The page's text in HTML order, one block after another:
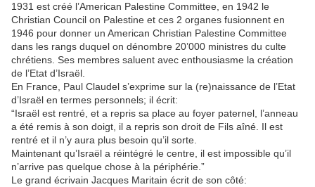
1931 est créé l’American Palestine Committee, en 1942 le
Christian Council on Palestine et ces 2 organes fusionnent en
1946 pour donner un American Christian Palestine Committee
dans les rangs duquel on dénombre 20’000 ministres du culte
chrétiens. Ses membres saluent avec enthousiasme la création
de l’Etat d’Israël.
En France, Paul Claudel s’exprime sur la (re)naissance de l’Etat
d’Israël en termes personnels; il écrit:
“Israël est rentré, et a repris sa place au foyer paternel, l’anneau
a été remis à son doigt, il a repris son droit de Fils aîné. Il est
rentré et il n’y aura plus besoin qu’il sorte.
Maintenant qu’Israël a réintégré le centre, il est impossible qu’il
n’arrive pas quelque chose à la périphérie.”
Le grand écrivain Jacques Maritain écrit de son côté: